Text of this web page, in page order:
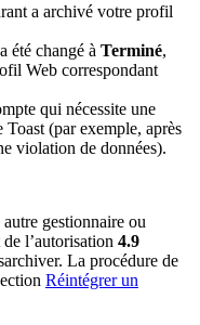
a archivé votre profil
été changé à Terminé,
Web correspondant
qui nécessite une
(par exemple, après
violation de données).
gestionnaire ou
l’autorisation 4.9
La procédure de
Réintégrer un